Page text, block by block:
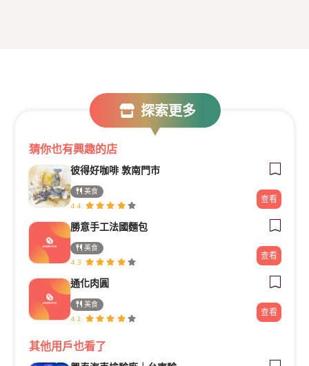
探索更多
猜你也有興趣的店
彼得好咖啡 敦南門市
美食
4.4
查看
勝意手工法國麵包
美食
4.3
查看
通化肉圓
美食
4.1
查看
其他用戶也看了